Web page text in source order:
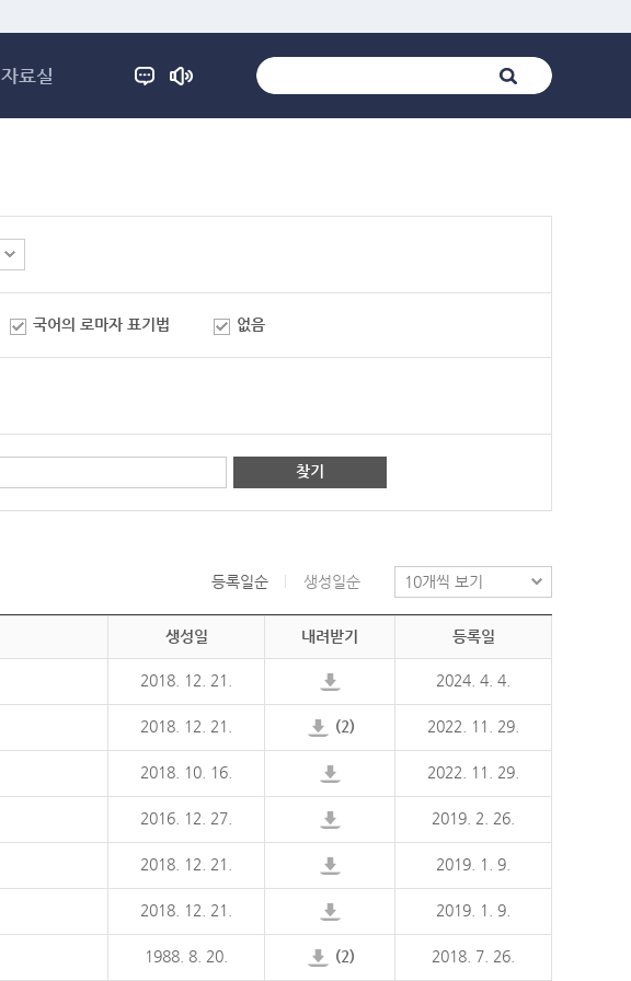
자료실
국어의 로마자 표기법 없음
찾기
등록일순 생성일순
생성일 내려받기 등록일
2018. 12. 21. 2024. 4. 4.
2018. 12. 21. (2) 2022. 11. 29.
2018. 10. 16. 2022. 11. 29.
2016. 12. 27. 2019. 2. 26.
2018. 12. 21. 2019. 1. 9.
2018. 12. 21. 2019. 1. 9.
1988. 8. 20. (2) 2018. 7. 26.